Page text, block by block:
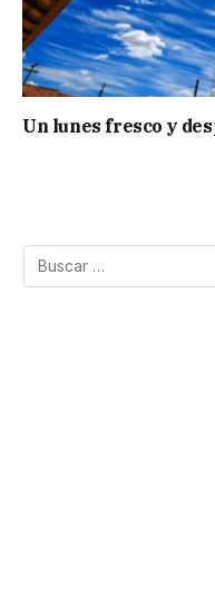
Un lunes fresco y